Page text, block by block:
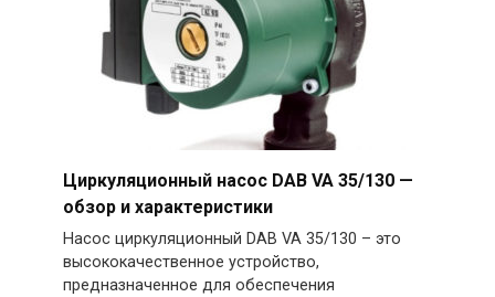
Циркуляционный насос DAB VA 35/130 —
обзор и характеристики
Насос циркуляционный DAB VA 35/130 – это
высококачественное устройство,
предназначенное для обеспечения